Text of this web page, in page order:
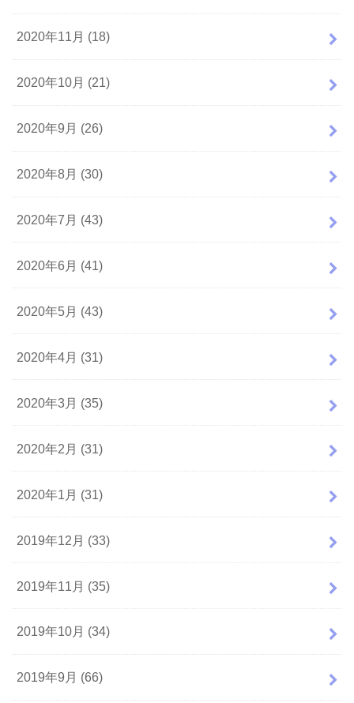
2020年11月 (18)
2020年10月 (21)
2020年9月 (26)
2020年8月 (30)
2020年7月 (43)
2020年6月 (41)
2020年5月 (43)
2020年4月 (31)
2020年3月 (35)
2020年2月 (31)
2020年1月 (31)
2019年12月 (33)
2019年11月 (35)
2019年10月 (34)
2019年9月 (66)